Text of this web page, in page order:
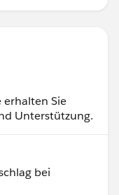
erhalten Sie
Unterstützung.
bei